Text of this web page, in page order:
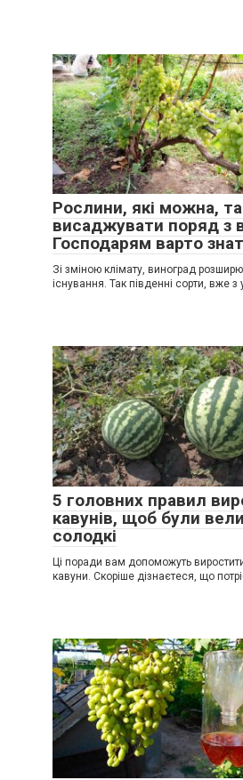
Рослини, які можна,
висаджувати поряд з
Господарям варто
Зі зміною клімату, виноград
існування. Так південні сорти, вже з
5 головних правил
кавунів, щоб були
солодкі
Ці поради вам допоможуть
кавуни. Скоріше дізнаєтеся, що